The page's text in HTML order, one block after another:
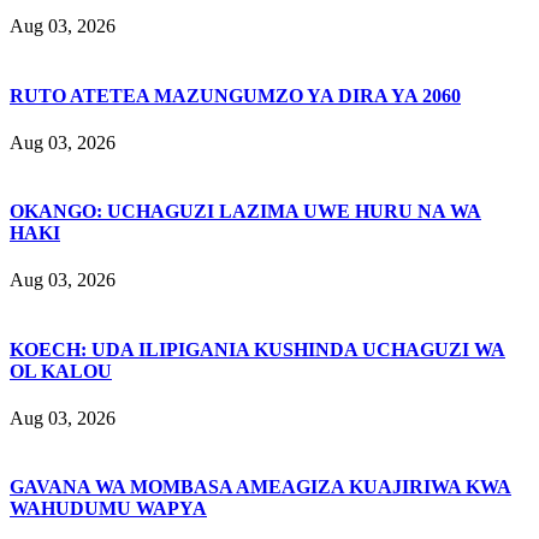
Aug 03, 2026
RUTO ATETEA MAZUNGUMZO YA DIRA YA 2060
Aug 03, 2026
OKANGO: UCHAGUZI LAZIMA UWE HURU NA WA
HAKI
Aug 03, 2026
KOECH: UDA ILIPIGANIA KUSHINDA UCHAGUZI WA
OL KALOU
Aug 03, 2026
GAVANA WA MOMBASA AMEAGIZA KUAJIRIWA KWA
WAHUDUMU WAPYA